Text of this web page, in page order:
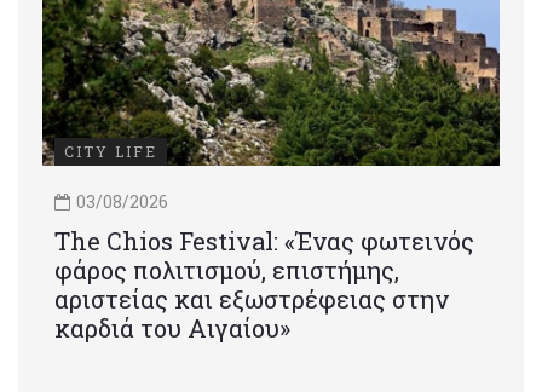
CITY LIFE
03/08/2026
Τhe Chios Festival: «Ένας φωτεινός
φάρος πολιτισμού, επιστήμης,
αριστείας και εξωστρέφειας στην
καρδιά του Αιγαίου»